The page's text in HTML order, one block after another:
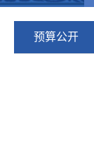
预算公开